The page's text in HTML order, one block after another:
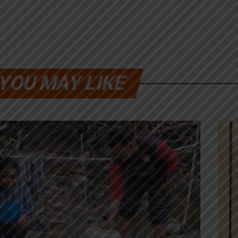
YOU MAY LIKE